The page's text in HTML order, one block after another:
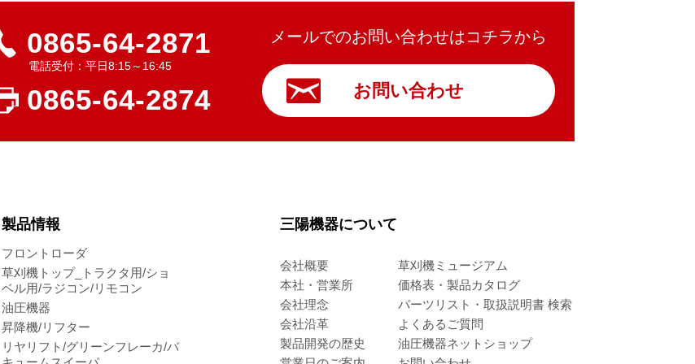
0865-64-2871
電話受付：平日8:15～16:45
0865-64-2874
メールでのお問い合わせはコチラから
お問い合わせ
製品情報
フロントローダ
草刈機トップ_トラクタ用/ショ
ベル用/ラジコン/リモコン
油圧機器
昇降機/リフター
リヤリフト/グリーンフレーカ/バ
三陽機器について
会社概要
本社・営業所
会社理念
会社沿革
製品開発の歴史
草刈機ミュージアム
価格表・製品カタログ
パーツリスト・取扱説明書 検索
よくあるご質問
油圧機器ネットショップ